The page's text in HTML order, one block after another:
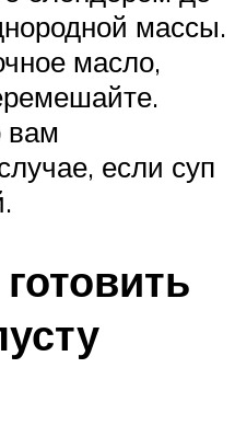
массы.
масло,
вам
если суп